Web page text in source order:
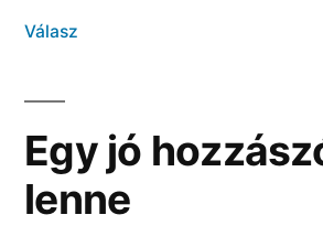
Válasz
Egy jó
lenne